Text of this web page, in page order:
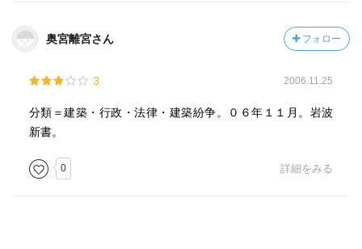
奥宮離宮さん フォロー
3 2006.11.25
分類＝建築・行政・法律・建築紛争。０６年１１月。岩波
新書。
0 詳細をみる